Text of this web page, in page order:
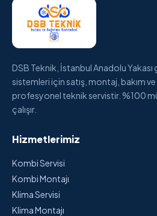
DSB Teknik, İstanbul Anadolu
sistemleri için satış, montaj, bakım
profesyonel teknik servistir. %100
çalışır.
Hizmetlerimiz
Kombi Servisi
Kombi Montajı
Klima Servisi
Klima Montajı